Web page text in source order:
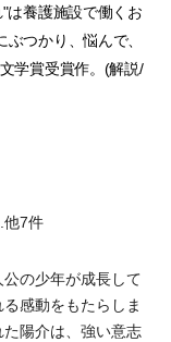
は養護施設で働くお
つかり、悩んで、
学賞受賞作。(解説/
...他7件
の少年が成長して
感動をもたらしま
陽介は、強い意志